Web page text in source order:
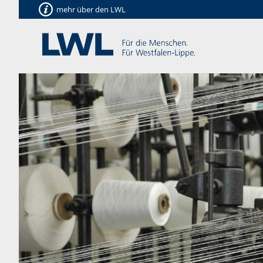
mehr über den LWL